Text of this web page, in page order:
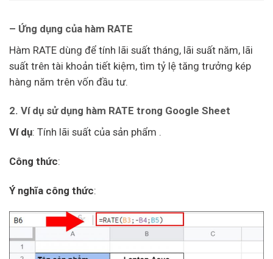
– Ứng dụng của hàm RATE
Hàm RATE dùng để tính lãi suất tháng, lãi suất năm, lãi
suất trên tài khoản tiết kiệm, tìm tỷ lệ tăng trưởng kép
hàng năm trên vốn đầu tư.
2. Ví dụ sử dụng hàm RATE trong Google Sheet
Ví dụ: Tính lãi suất của sản phẩm .
Công thức:
Ý nghĩa công thức: